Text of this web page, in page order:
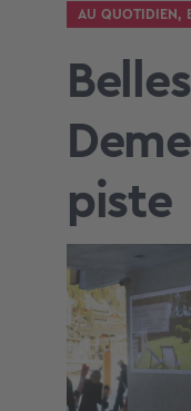
AU QUOTIDIEN,
Belles
piste